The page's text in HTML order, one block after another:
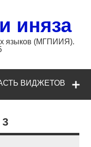
иняза
языков (МГПИИЯ).
ВИДЖЕТОВ